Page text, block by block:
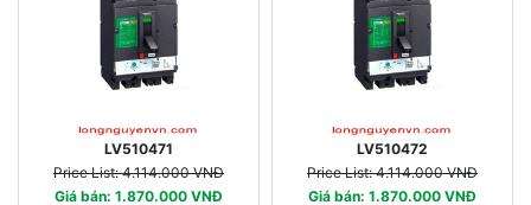
LV510471
Price List: 4.114.000 VNĐ
Giá bán: 1.870.000 VNĐ
LV510472
Price List: 4.114.000 VNĐ
Giá bán: 1.870.000 VNĐ